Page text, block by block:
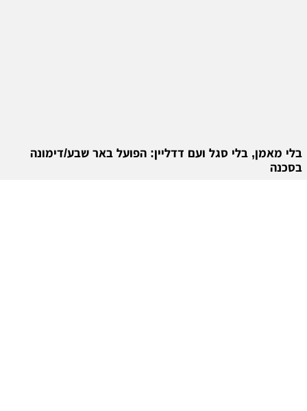
בלי מאמן, בלי סגל ועם דדליין: הפועל באר שבע/דימונה
בסכנה